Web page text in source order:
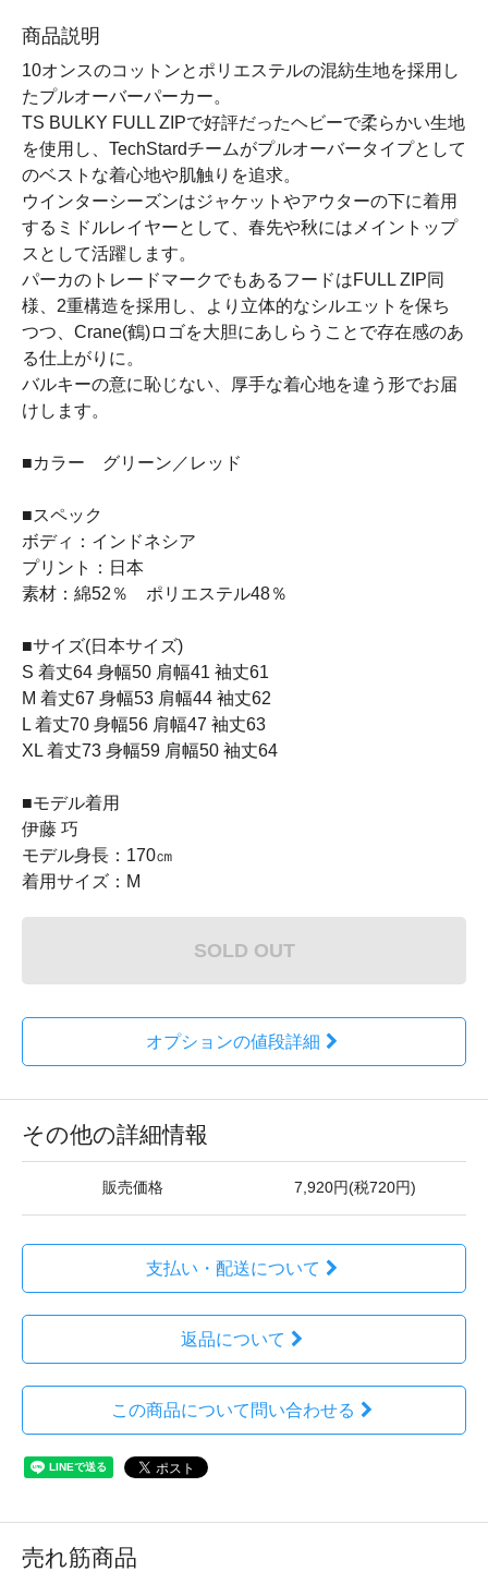
商品説明
10オンスのコットンとポリエステルの混紡生地を採用し
たプルオーバーパーカー。
TS BULKY FULL ZIPで好評だったヘビーで柔らかい生地
を使用し、TechStardチームがプルオーバータイプとして
のベストな着心地や肌触りを追求。
ウインターシーズンはジャケットやアウターの下に着用
するミドルレイヤーとして、春先や秋にはメイントップ
スとして活躍します。
パーカのトレードマークでもあるフードはFULL ZIP同
様、2重構造を採用し、より立体的なシルエットを保ち
つつ、Crane(鶴)ロゴを大胆にあしらうことで存在感のあ
る仕上がりに。
バルキーの意に恥じない、厚手な着心地を違う形でお届
けします。
■カラー グリーン／レッド
■スペック
ボディ：インドネシア
プリント：日本
素材：綿52％ ポリエステル48％
■サイズ(日本サイズ)
S 着丈64 身幅50 肩幅41 袖丈61
M 着丈67 身幅53 肩幅44 袖丈62
L 着丈70 身幅56 肩幅47 袖丈63
XL 着丈73 身幅59 肩幅50 袖丈64
■モデル着用
伊藤 巧
モデル身長：170㎝
着用サイズ：M
SOLD OUT
オプションの値段詳細
その他の詳細情報
販売価格 7,920円(税720円)
支払い・配送について
返品について
この商品について問い合わせる
売れ筋商品